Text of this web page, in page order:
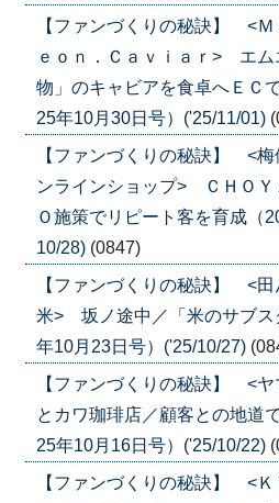
【ファンづくりの秘訣】 <
ｅｏｎ．Ｃａｖｉａｒ> エム
物」のキャビアを食卓へＥＣ
25年10月30日号）('25/11/01)
【ファンづくりの秘訣】 <
ンラインショップ> ＣＨＯ
Ｏ施策でリピート客を育成（
10/28) (0847)
【ファンづくりの秘訣】 <
米> 坂ノ途中／「米のサブス
年10月23日号）('25/10/27)
【ファンづくりの秘訣】 <
とカワ珈琲店／顧客との地道
25年10月16日号）('25/10/22)
【ファンづくりの秘訣】 <